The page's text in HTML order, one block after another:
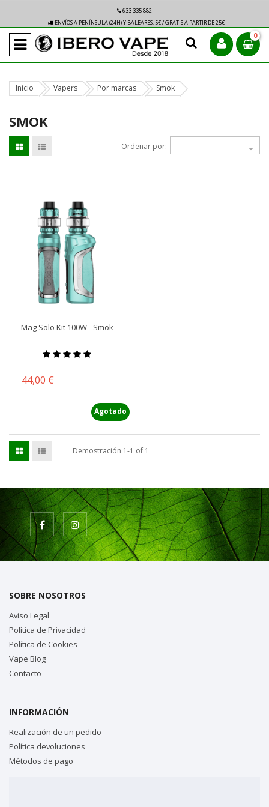
633 335 882
ENVÍOS A PENÍNSULA (24H) Y BALEARES: 5€ / GRATIS A PARTIR DE 25€
0
Inicio Vapers Por marcas Smok
SMOK
Ordenar por: 
Mag Solo Kit 100W - Smok
Precio
44,00 €
Agotado
Demostración 1-1 of 1
SOBRE NOSOTROS
Aviso Legal
Política de Privacidad
Política de Cookies
Vape Blog
Contacto
INFORMACIÓN
Realización de un pedido
Política devoluciones
Métodos de pago